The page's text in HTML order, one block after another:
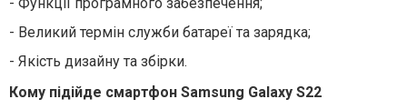
- Великий термін служби батареї та зарядка;
- Якість дизайну та збірки.
Кому підійде смартфон Samsung Galaxy S22